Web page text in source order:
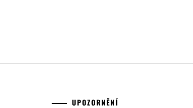
UPOZORNĚNÍ